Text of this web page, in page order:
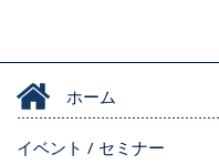
ホーム
イベント / セミナー